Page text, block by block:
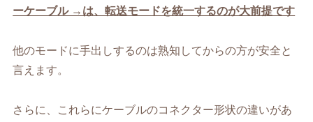
ーケーブル →は、転送モードを統一するのが大前提です
他のモードに手出しするのは熟知してからの方が安全と
言えます。
さらに、これらにケーブルのコネクター形状の違いがあ